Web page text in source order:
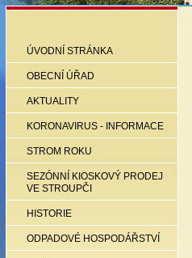
ÚVODNÍ STRÁNKA
OBECNÍ ÚŘAD
AKTUALITY
KORONAVIRUS - INFORMACE
STROM ROKU
SEZÓNNÍ KIOSKOVÝ PRODEJ
VE STROUPČI
HISTORIE
ODPADOVÉ HOSPODÁŘSTVÍ